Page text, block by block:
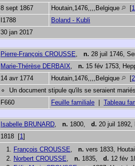
8 sept 1867 Houtain,1476,,,,Belgique [1
I1788
Boland - Kubli
30 jan 2017
Pierre-François CROUSSE, n. 28 juil 1746,
Marie-Thérèse DERBAIX, n. 15 fév 1753,
14 avr 1774 Houtain,1476,,,,Belgique [2
Un document stipule qu'ils se seraient
F660 Feuille familiale Tableau
Isabelle BRUNARD, n. 1800, d. 20 juil 1892,
1818 [1]
1. François CROUSSE, n. vers 1833,
2. Norbert CROUSSE, n. 1835, d. 12 fév